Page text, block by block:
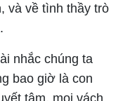
và về tình thầy trò
nhắc chúng ta
bao giờ là con
tâm, mọi vách